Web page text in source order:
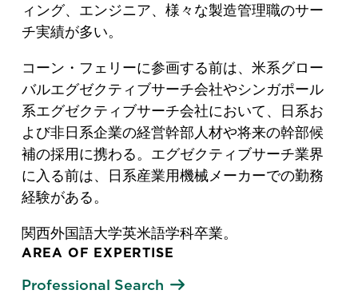
AREA OF EXPERTISE
Professional Search
ィング、エンジニア、様々な製造管理職のサー
チ実績が多い。
コーン・フェリーに参画する前は、米系グロー
バルエグゼクティブサーチ会社やシンガポール
系エグゼクティブサーチ会社において、日系お
よび非日系企業の経営幹部人材や将来の幹部候
補の採用に携わる。エグゼクティブサーチ業界
に入る前は、日系産業用機械メーカーでの勤務
経験がある。
関西外国語大学英米語学科卒業。